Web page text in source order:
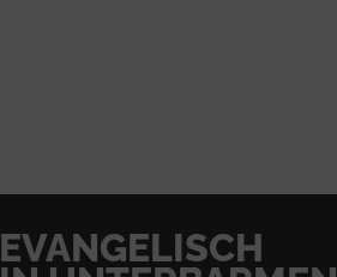
EVANGELISCH